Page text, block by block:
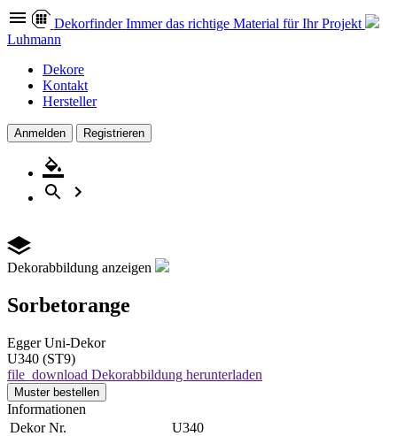
Dekorfinder Immer das richtige Material für Ihr Projekt
Luhmann
Dekore
Kontakt
Hersteller
Anmelden Registrieren
Dekorabbildung anzeigen
Sorbetorange
Egger Uni-Dekor
U340 (ST9)
file_download Dekorabbildung herunterladen
Muster bestellen
Informationen
Dekor Nr.
U340